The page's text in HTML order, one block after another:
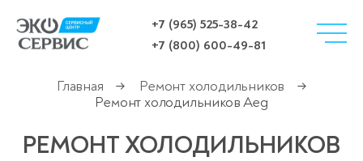
+7 (965) 525-38-42
+7 (800) 600-49-81
Главная → Ремонт холодильников
→
Ремонт холодильников Aeg
РЕМОНТ ХОЛОДИЛЬНИКОВ